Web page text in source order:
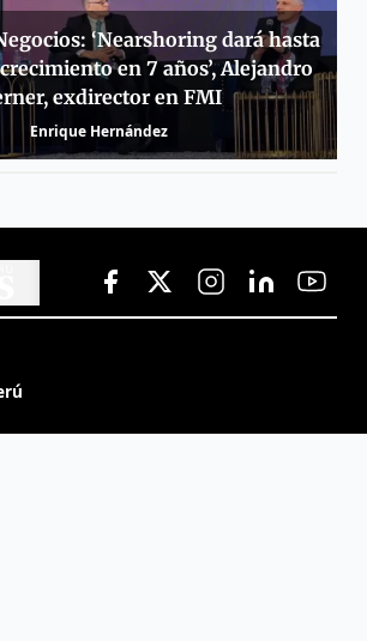
‘Nearshoring dará hasta
en 7 años’, Alejandro
exdirector en FMI
Enrique Hernández